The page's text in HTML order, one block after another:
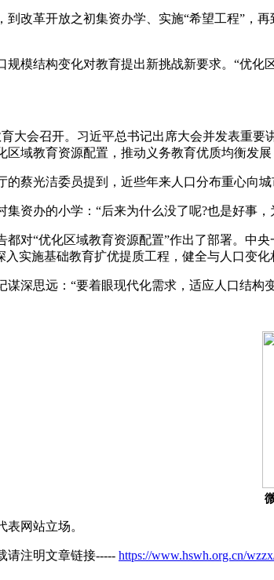
到改革开放之初集资办学、实施“希望工程”，
规模结构变化对教育提出新挑战新要求。“优
大会召开。习近平总书记出席大会并发表重
域教育资源配置，推动义务教育优质均衡发
的蔡光洁委员提到，近些年来人口分布重心向
集资办的小学：“后来为什么没了呢?也是好事
对“优化区域教育资源配置”作出了部署。中
入实施基础教育扩优提质工程，健全与人口变
谋深思远：“要着眼现代化需求，适应人口结
网站立场。
请注明文章链接----- https://www.hswh.org.cn/